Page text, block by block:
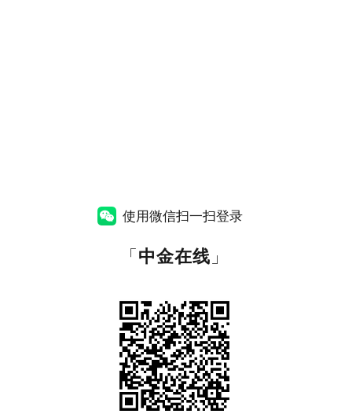
使用微信扫一扫登录
「中金在线 」